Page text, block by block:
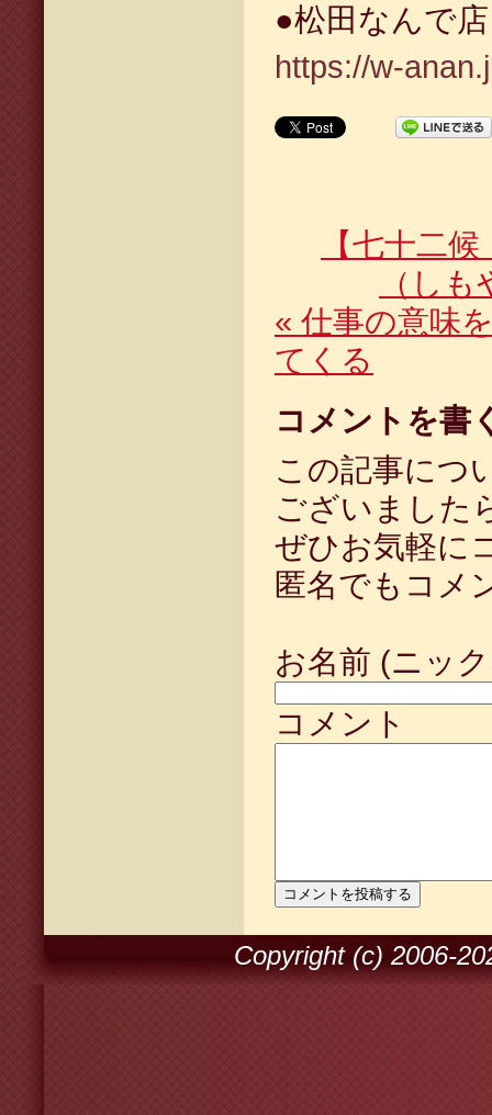
●松田なんで
https://w-
【七十二
（し
« 仕事の意味
てくる
コメントを書
この記事につ
ございました
ぜひお気軽に
匿名でもコメ
お名前 (ニッ
コメント
Copyright (c) 2006-